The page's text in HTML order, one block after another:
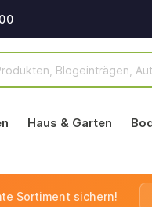
Haus & Garten
Sortiment sichern!